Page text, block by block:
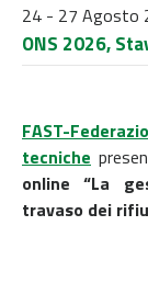
24 - 27 Agosto
ONS 2026,
FAST-
tecniche
online “La
travaso dei